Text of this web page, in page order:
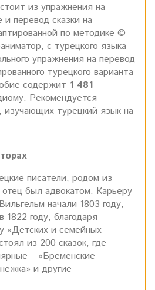
из упражнения на
перевод сказки на
по методике ©
с турецкого языка
упражнения на перевод
турецкого варианта
содержит 1 481
Рекомендуется
изучающих турецкий язык на
писатели, родом из
был адвокатом. Карьеру
начали 1803 году,
1822 году, благодаря
«Детских и семейных
из 200 сказок, где
– «Бременские
и другие